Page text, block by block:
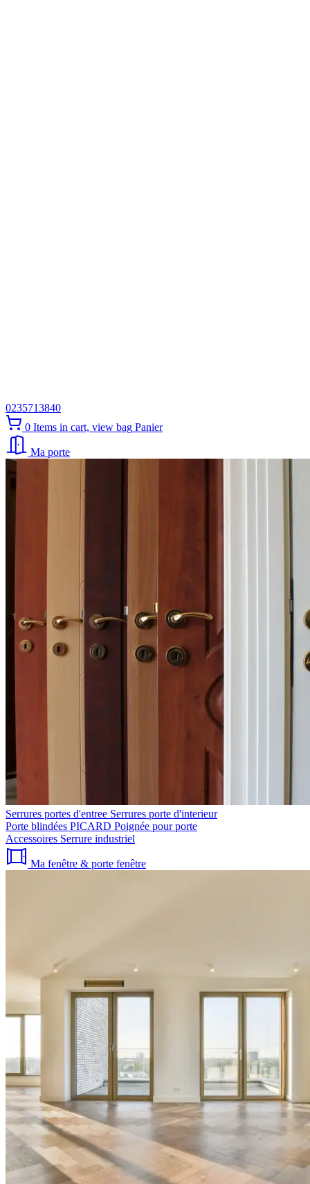
0235713840
0 Items in cart, view bag Panier
Ma porte
Serrures portes d'entree Serrures porte d'interieur
Porte blindées PICARD Poignée pour porte
Accessoires Serrure industriel
Ma fenêtre & porte fenêtre